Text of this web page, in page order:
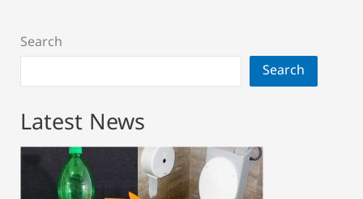
Search
Search
Latest News